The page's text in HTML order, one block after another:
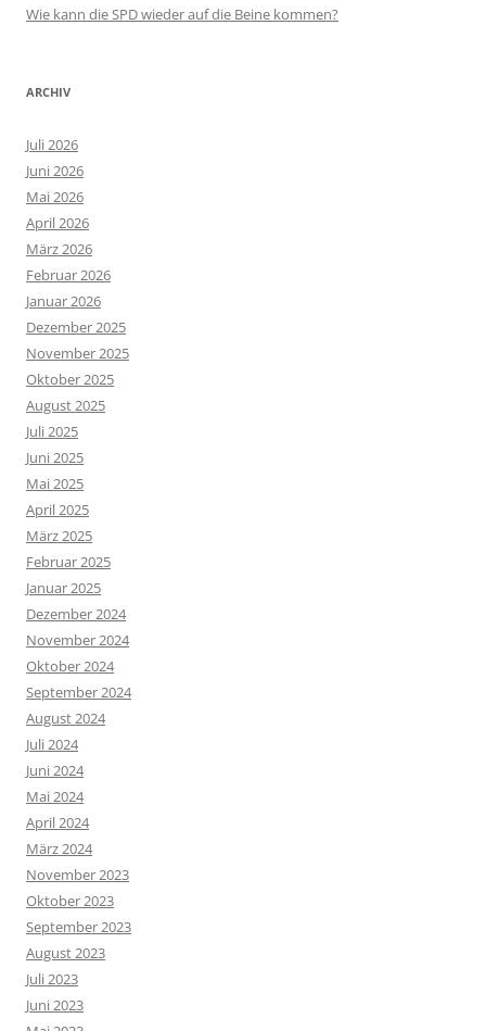
Wie kann die SPD wieder auf die Beine kommen?
ARCHIV
Juli 2026
Juni 2026
Mai 2026
April 2026
März 2026
Februar 2026
Januar 2026
Dezember 2025
November 2025
Oktober 2025
August 2025
Juli 2025
Juni 2025
Mai 2025
April 2025
März 2025
Februar 2025
Januar 2025
Dezember 2024
November 2024
Oktober 2024
September 2024
August 2024
Juli 2024
Juni 2024
Mai 2024
April 2024
März 2024
November 2023
Oktober 2023
September 2023
August 2023
Juli 2023
Juni 2023